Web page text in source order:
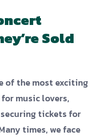
Sold
of the most exciting
music lovers,
tickets for
times, we face